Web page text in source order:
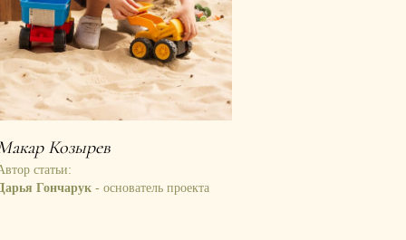
Козырев
статьи:
Гончарук - основатель проекта